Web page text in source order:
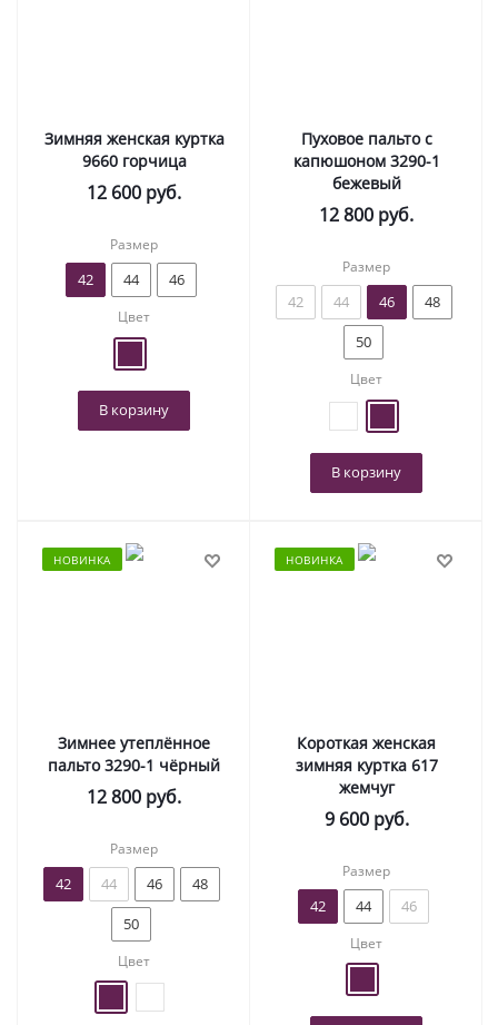
Зимняя женская куртка
9660 горчица
12 600 руб.
Размер
42 44 46
Цвет
В корзину
Пуховое пальто с
капюшоном 3290-1
бежевый
12 800 руб.
Размер
42 44 46
48
50
Цвет
В корзину
НОВИНКА
Зимнее утеплённое
пальто 3290-1 чёрный
12 800 руб.
Размер
42 44 46
48
50
Цвет
НОВИНКА
Короткая женская
зимняя куртка 617
жемчуг
9 600руб.
Размер
42 44 46
Цвет